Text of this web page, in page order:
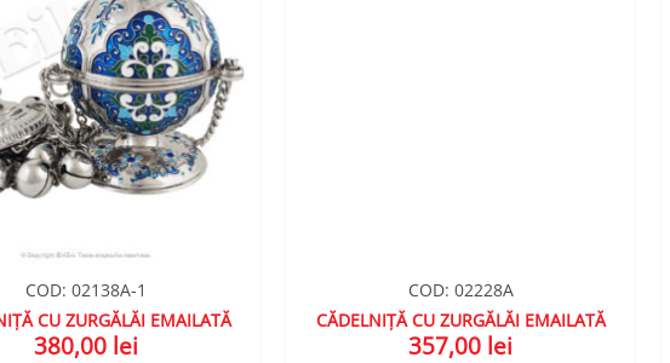
COD: 02138A-1
CU ZURGĂLĂI EMAILATĂ
380,00 lei
COD: 02228A
CĂDELNIȚĂ CU ZURGĂLĂI EMAILATĂ
357,00 lei